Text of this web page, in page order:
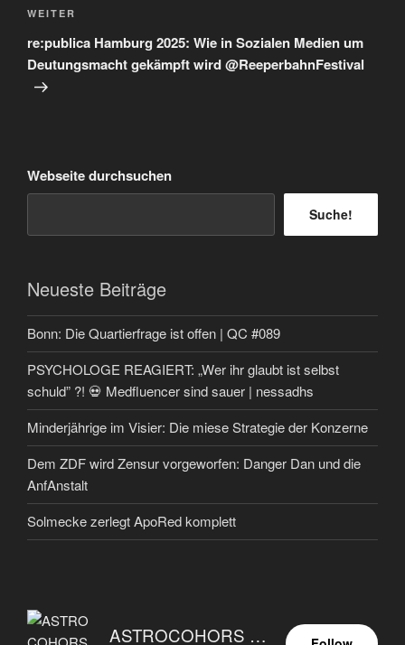
Nächster
Beitrag
WEITER
re:publica Hamburg 2025: Wie in Sozialen Medien um
Deutungsmacht gekämpft wird @ReeperbahnFestival
Webseite durchsuchen
Suche!
Neueste Beiträge
Bonn: Die Quartierfrage ist offen | QC #089
PSYCHOLOGE REAGIERT: „Wer ihr glaubt ist selbst
schuld” ?! 💀 Medfluencer sind sauer | nessadhs
Minderjährige im Visier: Die miese Strategie der Konzerne
Dem ZDF wird Zensur vorgeworfen: Danger Dan und die
AnfAnstalt
Solmecke zerlegt ApoRed komplett
ASTROCOHORS EUNOIA ULTIMA